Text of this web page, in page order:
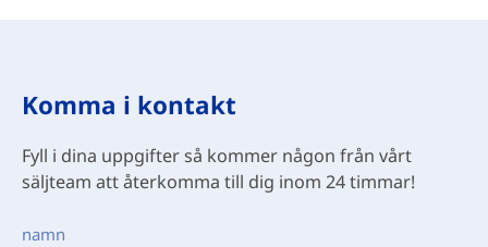
Komma i kontakt
Fyll i dina uppgifter så kommer någon från vårt
säljteam att återkomma till dig inom 24 timmar!
namn